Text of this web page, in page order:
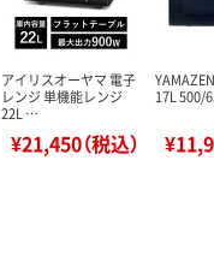
アイリスオーヤマ 電子
レンジ 単機能レンジ
22L …
¥21,450（税込）
17L 500/